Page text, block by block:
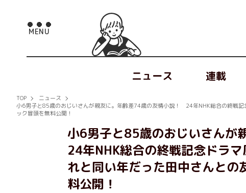
ニュース 連載
TOP
ニュース
小6男子と85歳のおじいさんが親友に。年齢差74歳の友情小説！ 24年NHK総合の終戦
ック冒頭を無料公開！
小6男子と85歳のおじいさんが
24年NHK総合の終戦記念ドラ
れと同い年だった田中さんと
料公開！